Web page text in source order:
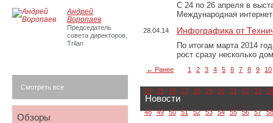
C 24 по 26 апреля в
Международная
28.04.14 Инфографика от
По итогам марта 2014
рост сразу несколько
← Ранее 1 2 3 4 5 6 7 8 9 10
24 25 26 27 28 29 30 31 32 33 34
48 49 50 51 52 53 54 55 56 57 58
Новости
Андрей
Воропаев
Председатель
совета директоров,
Trilan
Смотреть все
Обзоры